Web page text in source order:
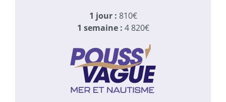
1 jour : 810€
1 semaine : 4 820€